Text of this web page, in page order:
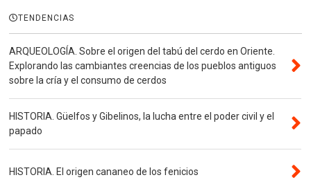
TENDENCIAS
ARQUEOLOGÍA. Sobre el origen del tabú del cerdo en Oriente.
Explorando las cambiantes creencias de los pueblos antiguos
sobre la cría y el consumo de cerdos
HISTORIA. Güelfos y Gibelinos, la lucha entre el poder civil y el
papado
HISTORIA. El origen cananeo de los fenicios